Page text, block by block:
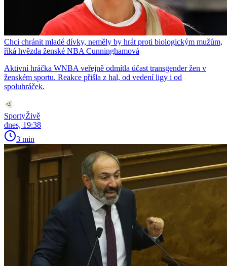
Chci chránit mladé dívky, neměly by hrát proti biologickým mužům,
říká hvězda ženské NBA Cunninghamová
Aktivní hráčka WNBA veřejně odmítla účast transgender žen v
ženském sportu. Reakce přišla z hal, od vedení ligy i od
spoluhráček.
SportyŽivě
dnes, 19:38
3 min